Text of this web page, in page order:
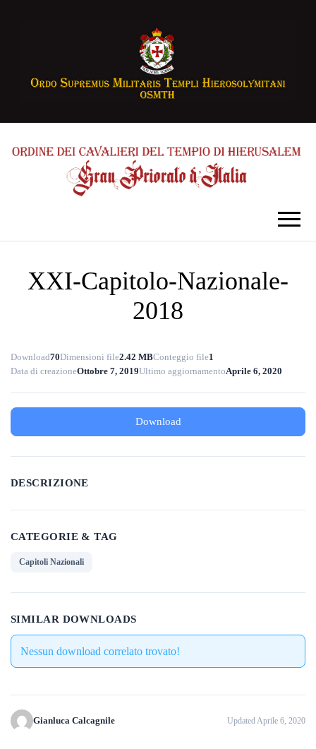
XXI-Capitolo-Nazionale-
2018
Download70Dimensioni file2.42 MBConteggio file1
Data di creazioneOttobre 7, 2019Ultimo aggiornamentoAprile 6, 2020
Download
DESCRIZIONE
CATEGORIE & TAG
Capitoli Nazionali
SIMILAR DOWNLOADS
Nessun download correlato trovato!
Gianluca Calcagnile Updated Aprile 6, 2020